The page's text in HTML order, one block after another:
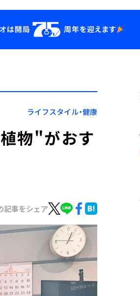
YouTube
会社情報
ライフスタイル・健康
物"がおす
記事をシェア